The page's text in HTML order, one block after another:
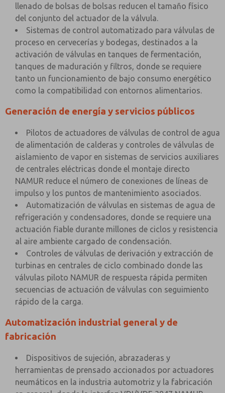
llenado de bolsas de bolsas reducen el tamaño físico
del conjunto del actuador de la válvula.
Sistemas de control automatizado para válvulas de
proceso en cervecerías y bodegas, destinados a la
activación de válvulas en tanques de fermentación,
tanques de maduración y filtros, donde se requiere
tanto un funcionamiento de bajo consumo energético
como la compatibilidad con entornos alimentarios.
Generación de energía y servicios públicos
Pilotos de actuadores de válvulas de control de agua
de alimentación de calderas y controles de válvulas de
aislamiento de vapor en sistemas de servicios auxiliares
de centrales eléctricas donde el montaje directo
NAMUR reduce el número de conexiones de líneas de
impulso y los puntos de mantenimiento asociados.
Automatización de válvulas en sistemas de agua de
refrigeración y condensadores, donde se requiere una
actuación fiable durante millones de ciclos y resistencia
al aire ambiente cargado de condensación.
Controles de válvulas de derivación y extracción de
turbinas en centrales de ciclo combinado donde las
válvulas piloto NAMUR de respuesta rápida permiten
secuencias de actuación de válvulas con seguimiento
rápido de la carga.
Automatización industrial general y de
fabricación
Dispositivos de sujeción, abrazaderas y
herramientas de prensado accionados por actuadores
neumáticos en la industria automotriz y la fabricación